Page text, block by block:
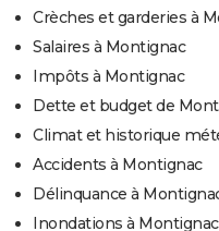
Crèches et garderies à
Salaires à Montignac
Impôts à Montignac
Dette et budget de
Climat et historique
Accidents à Montignac
Délinquance à
Inondations à Montignac